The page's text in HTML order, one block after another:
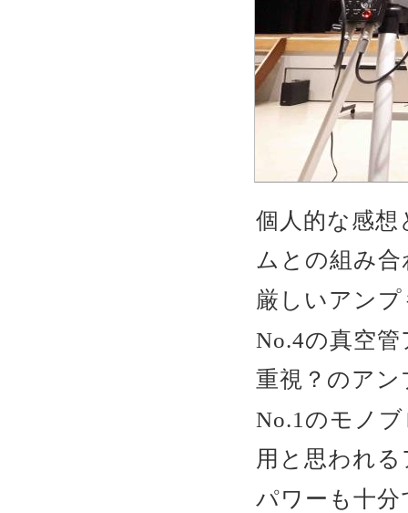
個人的な感
ムとの組み
厳しいアン
No.4の真空
重視？のア
No.1のモノ
用と思われ
パワーも十